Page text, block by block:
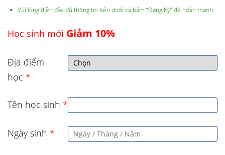
Vùi lòng điền đầy đủ thông tin bên dưới và bấm “Đăng Ký” để hoàn thành.
Học sinh mới Giảm 10%
Địa điểm
học *
Tên học sinh *
Ngày sinh *